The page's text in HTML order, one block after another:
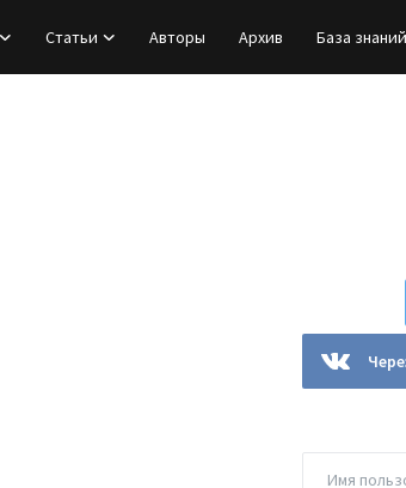
Статьи Авторы Архив База знаний